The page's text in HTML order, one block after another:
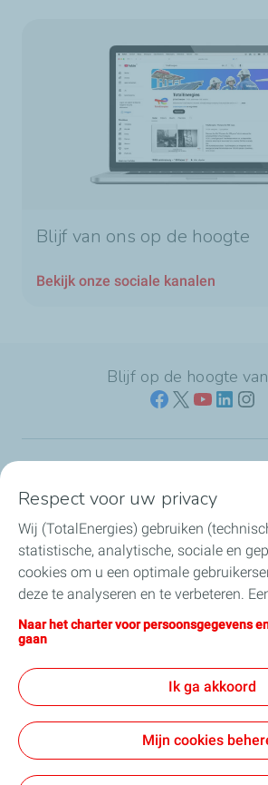
Blijf van ons op de hoogte
Bekijk onze sociale kanalen
Blijf op de hoogte
Producten & services
Koolstofarme brandstoffen
Direct regelen & contact
Over TotalEnergies
Respect voor uw privacy
Wij (TotalEnergies) gebruiken
statistische, analytische, sociale en
cookies om u een optimale
deze te analyseren en te verbeteren.
klein tekstbestand dat bij het eerste
website wordt opgeslagen in de
instellingen op elk moment wijzigen
Cookies beheren” te klikken. Door op
akkoord" te klikken, stemt u in met de
cookies. Door op de knop "Ik weiger" te
Naar het charter voor persoonsgegevens
gaan
Ik ga akkoord
Mijn cookies